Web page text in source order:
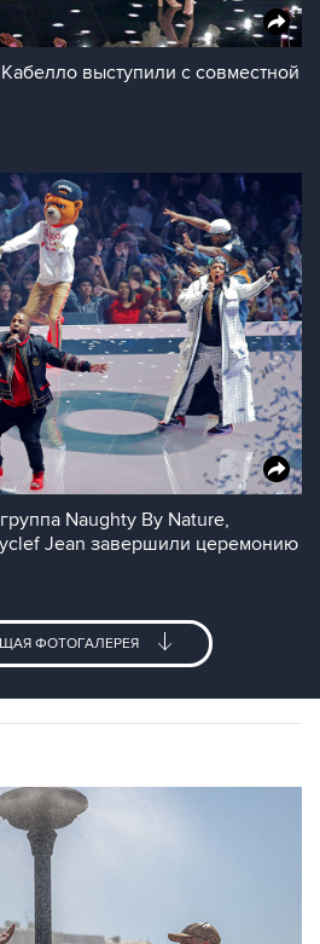
выступили с совместной
Naughty By Nature,
Jean завершили церемонию
ФОТОГАЛЕРЕЯ